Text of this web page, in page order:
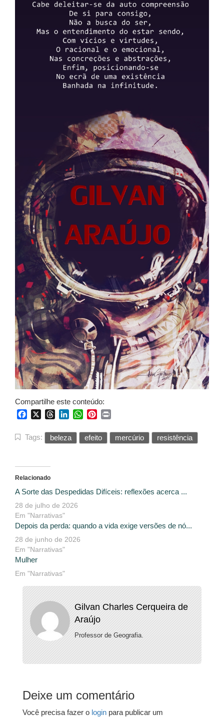
Compartilhe este conteúdo:
FacebookThreadsLinkedInWhatsApp
Pinterest
Tags: beleza efeito mercúrio resistência
Relacionado
A Sorte das Despedidas Difíceis: reflexões acerca ...
28 de julho de 2026
Em "Narrativas"
Depois da perda: quando a vida exige versões de nó...
28 de junho de 2026
Em "Narrativas"
Mulher
Em "Narrativas"
Gilvan Charles Cerqueira de
Araújo
Professor de Geografia.
Deixe um comentário
Você precisa fazer o login para publicar um